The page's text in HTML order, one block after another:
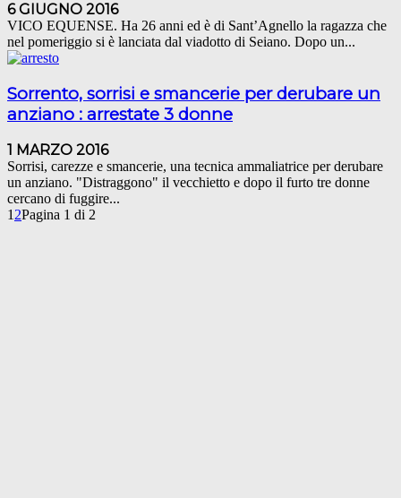
6 GIUGNO 2016
VICO EQUENSE. Ha 26 anni ed è di Sant’Agnello la ragazza che
nel pomeriggio si è lanciata dal viadotto di Seiano. Dopo un...
Sorrento, sorrisi e smancerie per derubare un
anziano : arrestate 3 donne
1 MARZO 2016
Sorrisi, carezze e smancerie, una tecnica ammaliatrice per derubare
un anziano. "Distraggono" il vecchietto e dopo il furto tre donne
cercano di fuggire...
1 2Pagina 1 di 2